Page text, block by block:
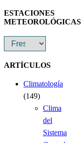
ESTACIONES
METEOROLÓGICAS
ARTÍCULOS
Climatología
(149)
Clima
del
Sistema